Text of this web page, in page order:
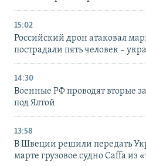
15:02
Российский дрон атаковал
пострадали пять человек –
14:30
Военные РФ проводят вторые
под Ялтой
13:58
В Швеции решили передать
марте грузовое судно Caffa из